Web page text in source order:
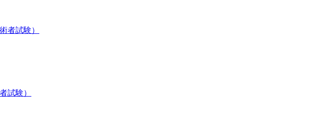
者試験）
試験）